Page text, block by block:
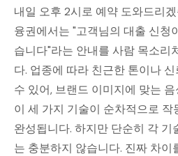
내일 오후 2시로 예약 도와드리
융권에서는 "고객님의 대출 신청
습니다"라는 안내를 사람 목소리
다. 업종에 따라 친근한 톤이나
수 있어, 브랜드 이미지에 맞는
이 세 가지 기술이 순차적으로
완성됩니다. 하지만 단순히 각
는 충분하지 않습니다. 진짜 차이